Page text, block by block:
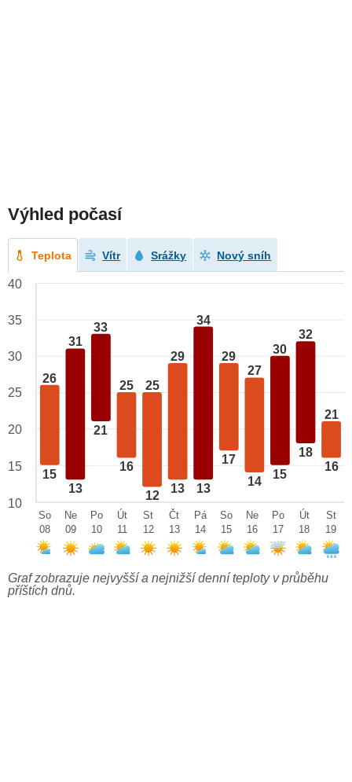
Výhled počasí
Teplota Vítr Srážky Nový sníh
26
15
31
13
33
21
25
16
25
12
29
13
34
13
29
17
27
14
30
15
32
18
21
16
40
35
30
25
20
15
10
So
08
Ne
09
Po
10
Út
11
St
12
Čt
13
Pá
14
So
15
Ne
16
Po
17
Út
18
St
19
Graf zobrazuje nejvyšší a nejnižší denní teploty v průběhu
příštích dnů.